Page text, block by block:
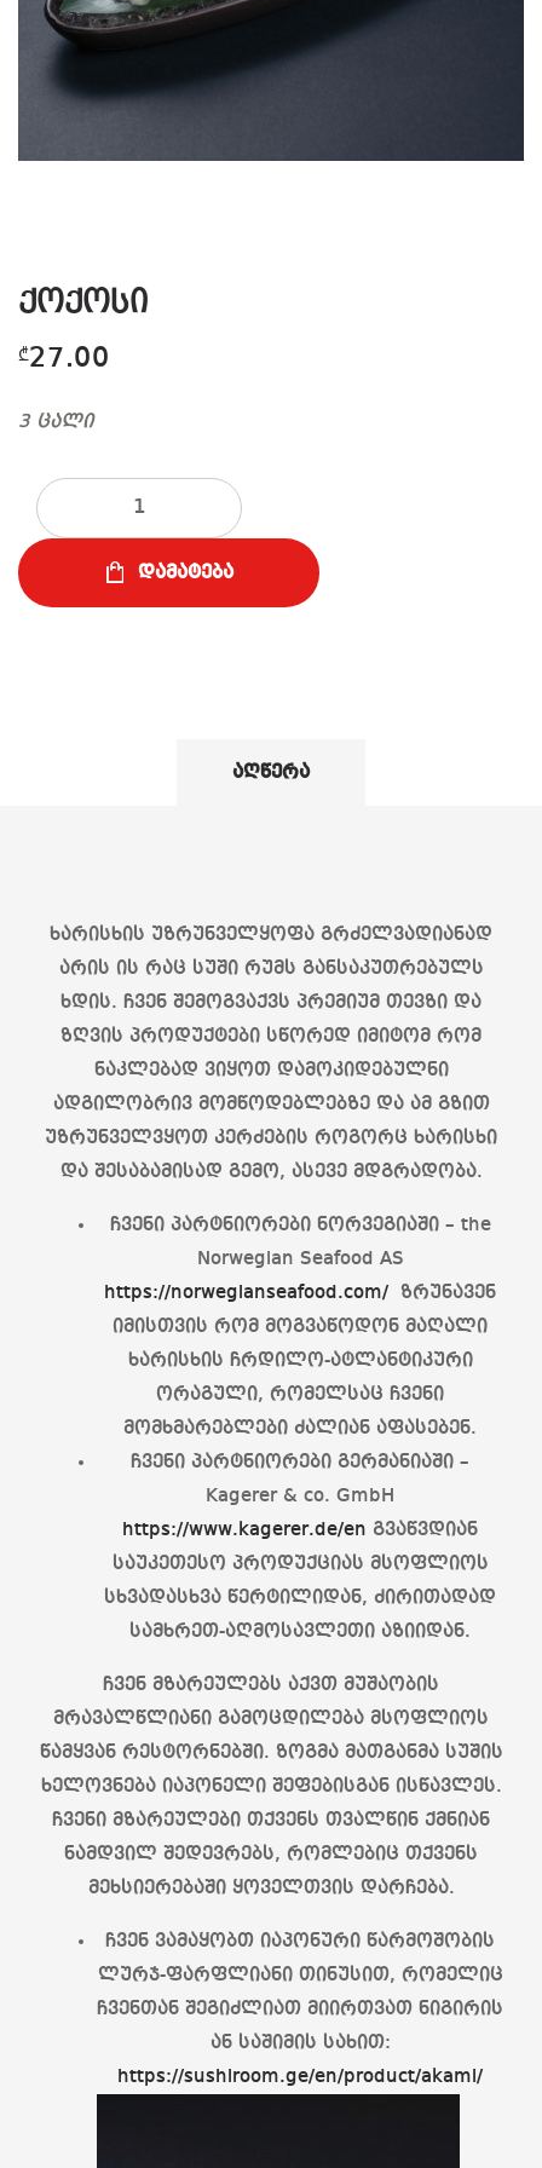
ქოქოსი
₾27.00
3 ცალი
რაოდენობა
დამატება
აღწერა
ხარისხის უზრუნველყოფა გრძელვადიანად
არის ის რაც სუში რუმს განსაკუთრებულს
ხდის. ჩვენ შემოგვაქვს პრემიუმ თევზი და
ზღვის პროდუქტები სწორედ იმიტომ რომ
ნაკლებად ვიყოთ დამოკიდებულნი
ადგილობრივ მომწოდებლებზე და ამ გზით
უზრუნველვყოთ კერძების როგორც ხარისხი
და შესაბამისად გემო, ასევე მდგრადობა.
ჩვენი პარტნიორები ნორვეგიაში – the
Norwegian Seafood AS
https://norwegianseafood.com/ ზრუნავენ
იმისთვის რომ მოგვაწოდონ მაღალი
ხარისხის ჩრდილო-ატლანტიკური
ორაგული, რომელსაც ჩვენი
მომხმარებლები ძალიან აფასებენ.
ჩვენი პარტნიორები გერმანიაში –
Kagerer & co. GmbH
https://www.kagerer.de/en გვაწვდიან
საუკეთესო პროდუქციას მსოფლიოს
სხვადასხვა წერტილიდან, ძირითადად
სამხრეთ-აღმოსავლეთი აზიიდან.
ჩვენ მზარეულებს აქვთ მუშაობის
მრავალწლიანი გამოცდილება მსოფლიოს
წამყვან რესტორნებში. ზოგმა მათგანმა სუშის
ხელოვნება იაპონელი შეფებისგან ისწავლეს.
ჩვენი მზარეულები თქვენს თვალწინ ქმნიან
ნამდვილ შედევრებს, რომლებიც თქვენს
მეხსიერებაში ყოველთვის დარჩება.
ჩვენ ვამაყობთ იაპონური წარმოშობის
ლურჯ-ფარფლიანი თინუსით, რომელიც
ჩვენთან შეგიძლიათ მიირთვათ ნიგირის
ან საშიმის სახით:
https://sushiroom.ge/en/product/akami/